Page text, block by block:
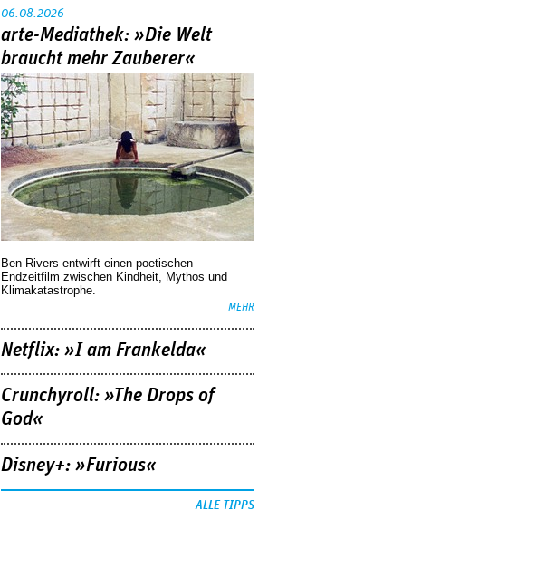
06.08.2026
arte-Mediathek: »Die Welt
braucht mehr Zauberer«
Ben Rivers entwirft einen poetischen
Endzeitfilm zwischen Kindheit, Mythos und
Klimakatastrophe.
MEHR
Netflix: »I am Frankelda«
Crunchyroll: »The Drops of
God«
Disney+: »Furious«
ALLE TIPPS